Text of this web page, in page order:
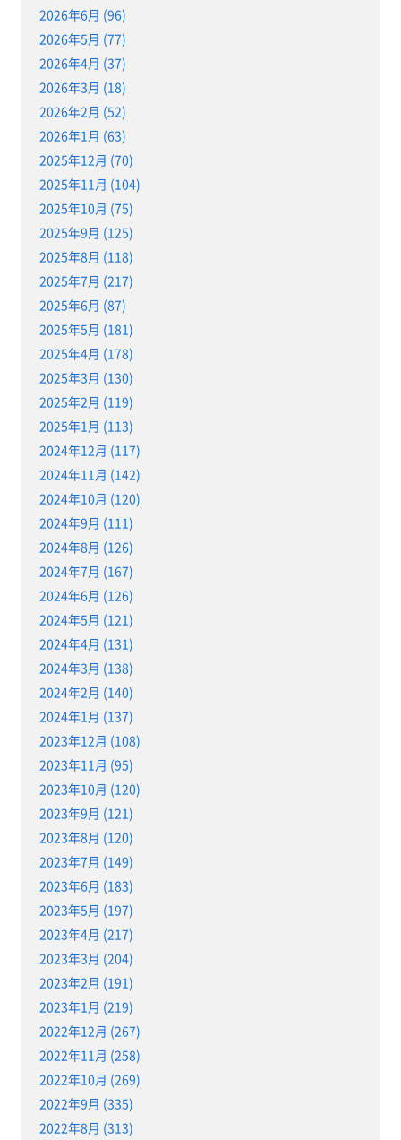
2026年6月 (96)
2026年5月 (77)
2026年4月 (37)
2026年3月 (18)
2026年2月 (52)
2026年1月 (63)
2025年12月 (70)
2025年11月 (104)
2025年10月 (75)
2025年9月 (125)
2025年8月 (118)
2025年7月 (217)
2025年6月 (87)
2025年5月 (181)
2025年4月 (178)
2025年3月 (130)
2025年2月 (119)
2025年1月 (113)
2024年12月 (117)
2024年11月 (142)
2024年10月 (120)
2024年9月 (111)
2024年8月 (126)
2024年7月 (167)
2024年6月 (126)
2024年5月 (121)
2024年4月 (131)
2024年3月 (138)
2024年2月 (140)
2024年1月 (137)
2023年12月 (108)
2023年11月 (95)
2023年10月 (120)
2023年9月 (121)
2023年8月 (120)
2023年7月 (149)
2023年6月 (183)
2023年5月 (197)
2023年4月 (217)
2023年3月 (204)
2023年2月 (191)
2023年1月 (219)
2022年12月 (267)
2022年11月 (258)
2022年10月 (269)
2022年9月 (335)
2022年8月 (313)